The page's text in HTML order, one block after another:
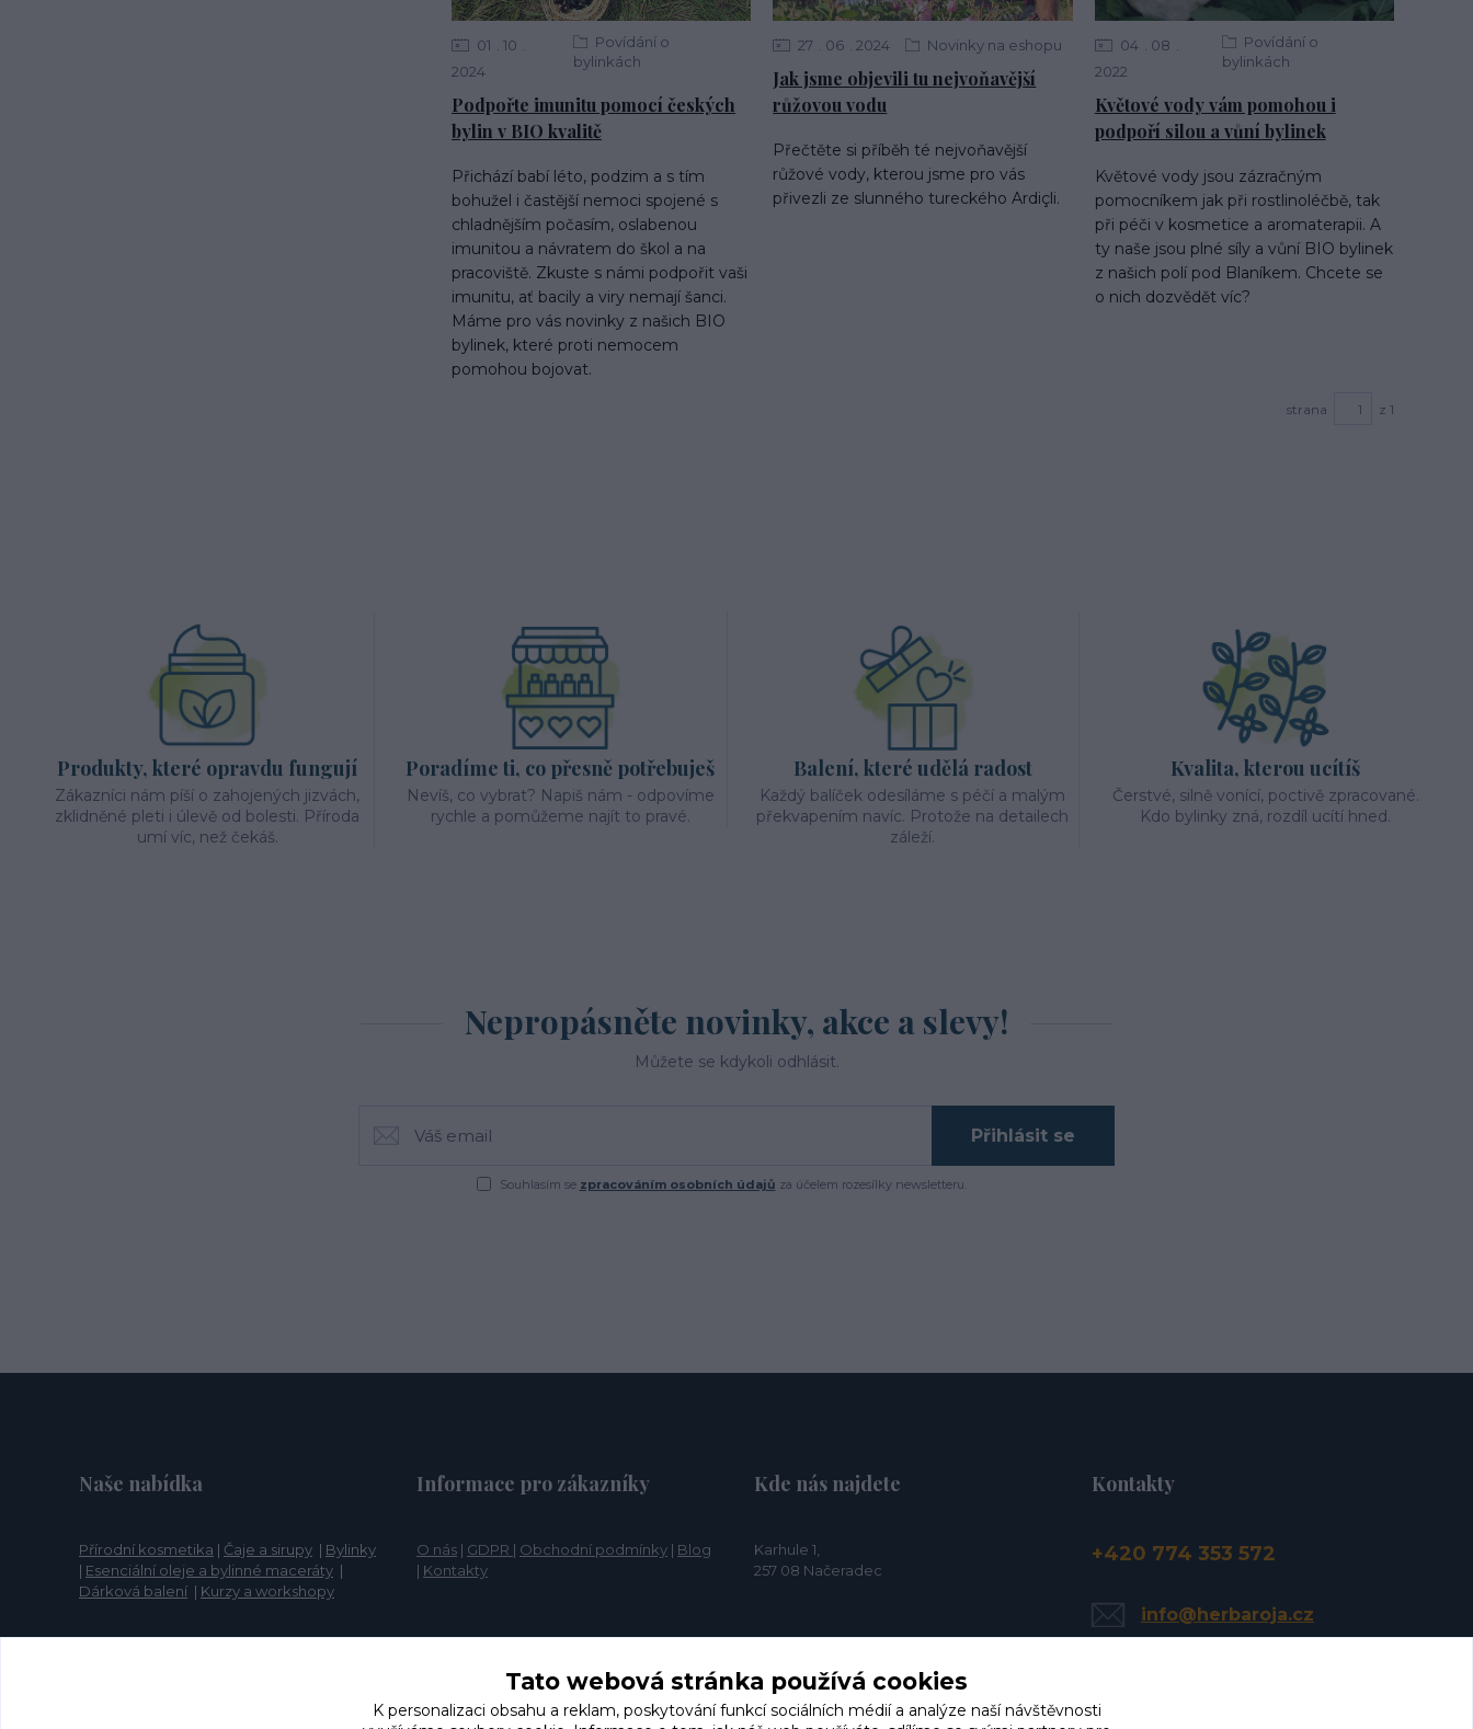
Podpořte imunitu pomocí českých
bylin v BIO kvalitě
01
10
2024
Povídání o
bylinkách
Přichází babí léto, podzim a s tím
bohužel i častější nemoci spojené s
chladnějším počasím, oslabenou
imunitou a návratem do škol a na
pracoviště. Zkuste s námi podpořit vaši
imunitu, ať bacily a viry nemají šanci.
Máme pro vás novinky z našich BIO
bylinek, které proti nemocem
pomohou bojovat.
Jak jsme objevili tu nejvoňavější
růžovou vodu
27 06 2024 Novinky na eshopu
Přečtěte si příběh té nejvoňavější
růžové vody, kterou jsme pro vás
přivezli ze slunného tureckého Ardiçli.
Květové vody vám pomohou i
podpoří silou a vůní bylinek
04
08
2022
Povídání o
bylinkách
Květové vody jsou zázračným
pomocníkem jak při rostlinoléčbě, tak
při péči v kosmetice a aromaterapii. A
ty naše jsou plné síly a vůní BIO bylinek
z našich polí pod Blaníkem. Chcete se
o nich dozvědět víc?
strana z 1
Produkty, které opravdu fungují
Zákazníci nám píší o zahojených jizvách,
zklidněné pleti i úlevě od bolesti. Příroda
umí víc, než čekáš.
Poradíme ti, co přesně potřebuješ
Nevíš, co vybrat? Napiš nám - odpovíme
rychle a pomůžeme najít to pravé.
Balení, které udělá radost
Každý balíček odesíláme s péčí a malým
překvapením navíc. Protože na detailech
záleží.
Kvalita, kterou ucítíš
Čerstvé, silně vonící, poctivě zpracované.
Kdo bylinky zná, rozdíl ucítí hned.
Nepropásněte novinky, akce a slevy!
Můžete se kdykoli odhlásit.
Přihlásit se
Souhlasím se zpracováním osobních údajů za účelem rozesílky newsletteru.
Naše nabídka
Přírodní kosmetika | Čaje a sirupy | Bylinky
| Esenciální oleje a bylinné maceráty |
Dárková balení | Kurzy a workshopy
Informace pro zákazníky
O nás | GDPR | Obchodní podmínky | Blog
| Kontakty
Kde nás najdete
Karhule 1,
257 08 Načeradec
Kontakty
+420 774 353 572
info@herbaroja.cz
Tato webová stránka používá cookies
K personalizaci obsahu a reklam, poskytování funkcí sociálních médií a analýze naší návštěvnosti